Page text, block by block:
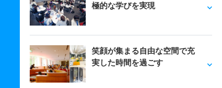
極的な学びを実現
笑顔が集まる自由な空間で充
実した時間を過ごす